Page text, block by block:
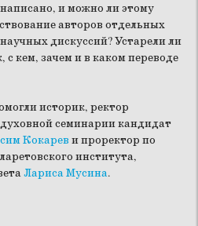
и можно ли этому
авторов отдельных
дискуссий? Устарели ли
с кем, зачем и в каком переводе
историк, ректор
семинарии кандидат
Кокарев и проректор по
института,
Лариса Мусина.